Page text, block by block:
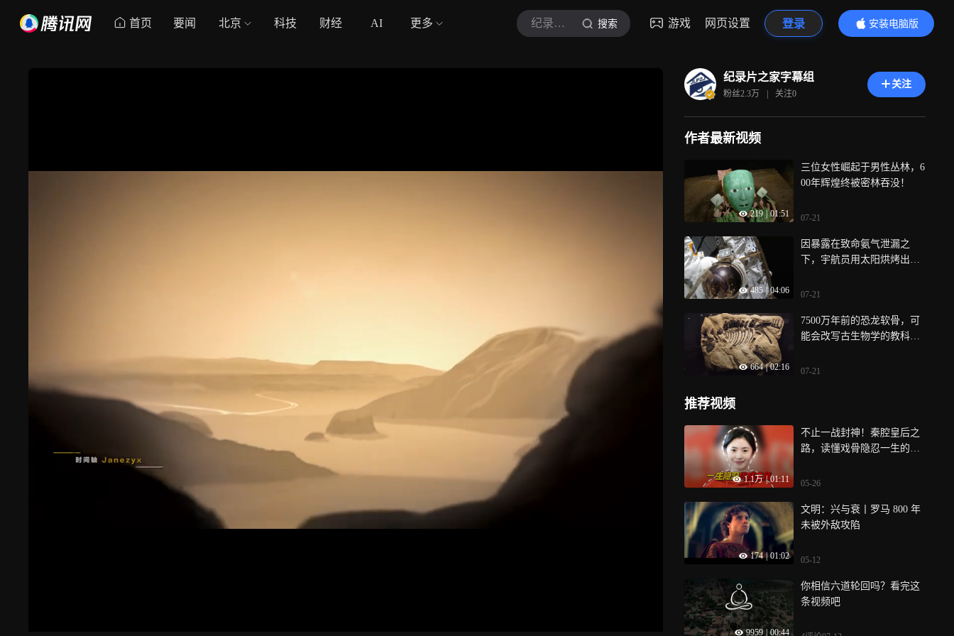
首页 要闻 北京 科技 财经 AI 更多 纪录片之家字幕组 搜索 游戏 网页设置 登录
安装电脑版
内容更精彩
纪录片之家字幕组
粉丝2.3万 | 关注0
关注
作者最新视频
219 | 01:51
三位女性崛起于男性丛林，6
00年辉煌终被密林吞没！
07-21
485 | 04:06
因暴露在致命氨气泄漏之
下，宇航员用太阳烘烤出一
07-21
664 | 02:16
7500万年前的恐龙软骨，可
能会改写古生物学的教科
07-21
推荐视频
1.1万 | 01:11
不止一战封神！秦腔皇后之
路，读懂戏骨隐忍一生的悲
05-26
174 | 01:02
文明：兴与衰丨罗马 800 年
未被外敌攻陷
05-12
9959 00:44
你相信六道轮回吗？看完这
条视频吧